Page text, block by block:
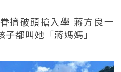
擠破頭搶入學 蔣方良一
都叫她「蔣媽媽」